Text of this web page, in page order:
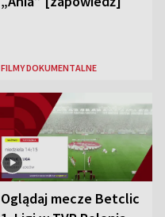
FILMY DOKUMENTALNE
Oglądaj mecze Betclic